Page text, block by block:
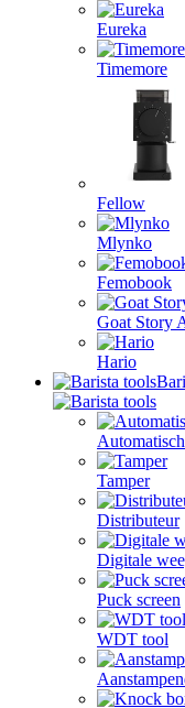
Eureka
Timemore
Fellow
Mlynko
Femobook
Goat Story
Hario
Tamper
Distributeur
Digitale
Puck screen
WDT tool